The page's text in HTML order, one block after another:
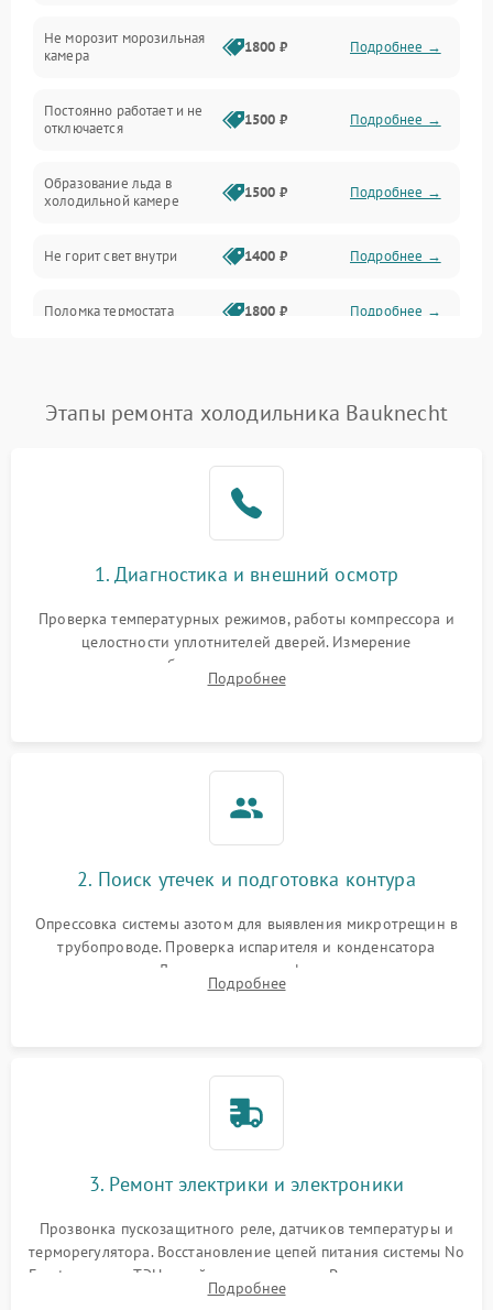
Дренаж
Не морозит морозильная
камера
1800 ₽ Подробнее →
Постоянно работает и не
отключается
1500 ₽ Подробнее →
Образование льда в
холодильной камере
1500 ₽ Подробнее →
Не горит свет внутри 1400 ₽ Подробнее →
Поломка термостата 1800 ₽ Подробнее →
Поломка системы No Frost 2600 ₽ Подробнее →
работе
2000 ₽ Подробнее →
1000 ₽
1800 ₽
Этапы ремонта холодильника Bauknecht
1. Диагностика и внешний осмотр
Проверка температурных режимов, работы компрессора и
целостности уплотнителей дверей. Измерение
сопротивления обмоток мотора, проверка термостата и
считывание кодов ошибок с электронного дисплея.
Подробнее
2. Поиск утечек и подготовка контура
Опрессовка системы азотом для выявления микротрещин в
трубопроводе. Проверка испарителя и конденсатора
течеискателем. Демонтаж старого фильтра-осушителя и
продувка капиллярной трубки для устранения засоров.
Подробнее
3. Ремонт электрики и электроники
Прозвонка пускозащитного реле, датчиков температуры и
терморегулятора. Восстановление цепей питания системы No
Frost, включая ТЭН оттайки и вентилятор. Ремонт или замена
платы управления при сбоях алгоритмов.
Подробнее